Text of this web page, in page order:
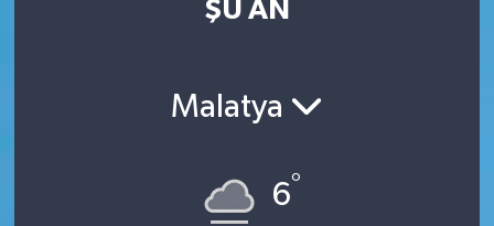
ŞU AN
Malatya
6°
Son Dakika Haberleri